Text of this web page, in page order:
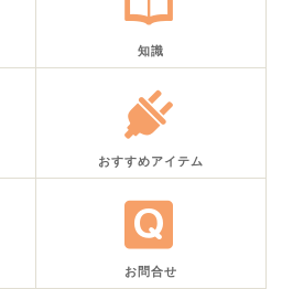
知識
おすすめアイテム
お問合せ